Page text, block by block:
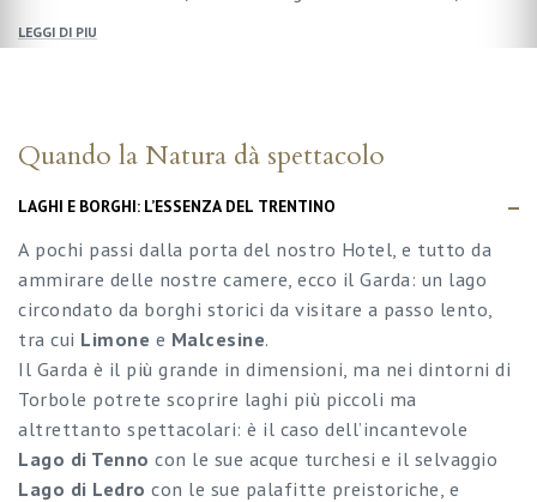
LEGGI DI PIU
Quando la Natura dà spettacolo
LAGHI E BORGHI: L’ESSENZA DEL TRENTINO
A pochi passi dalla porta del nostro Hotel, e tutto da
ammirare delle nostre camere, ecco il Garda: un lago
circondato da borghi storici da visitare a passo lento,
tra cui Limone e Malcesine.
Il Garda è il più grande in dimensioni, ma nei dintorni di
Torbole potrete scoprire laghi più piccoli ma
altrettanto spettacolari: è il caso dell’incantevole
Lago di Tenno con le sue acque turchesi e il selvaggio
Lago di Ledro con le sue palafitte preistoriche, e